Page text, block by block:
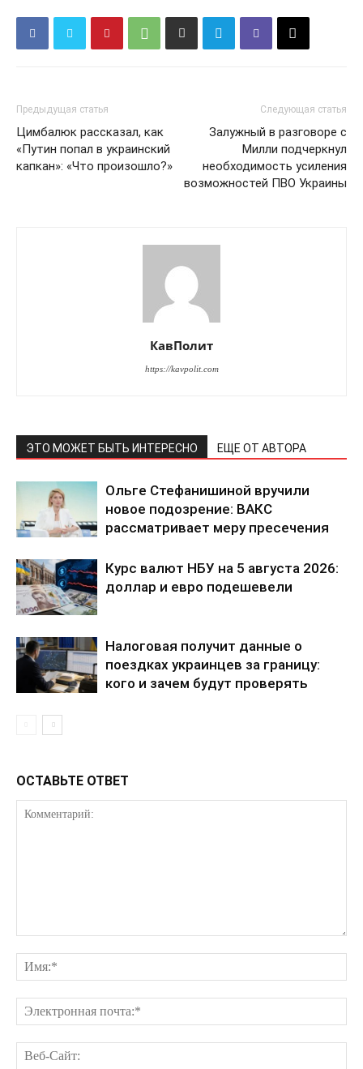
КавПолит
Предыдущая статья
Цимбалюк рассказал, как
«Путин попал в украинский
капкан»: «Что произошло?»
Следующая статья
Залужный в разговоре с
Милли подчеркнул
необходимость усиления
возможностей ПВО Украины
КавПолит
https://kavpolit.com
ЭТО МОЖЕТ БЫТЬ ИНТЕРЕСНО ЕЩЕ ОТ АВТОРА
Ольге Стефанишиной вручили
новое подозрение: ВАКС
рассматривает меру пресечения
Курс валют НБУ на 5 августа 2026:
доллар и евро подешевели
Налоговая получит данные о
поездках украинцев за границу:
кого и зачем будут проверять
ОСТАВЬТЕ ОТВЕТ